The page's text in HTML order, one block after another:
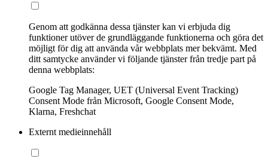
Genom att godkänna dessa tjänster kan vi erbjuda dig
funktioner utöver de grundläggande funktionerna och göra det
möjligt för dig att använda vår webbplats mer bekvämt. Med
ditt samtycke använder vi följande tjänster från tredje part på
denna webbplats:
Google Tag Manager, UET (Universal Event Tracking)
Consent Mode från Microsoft, Google Consent Mode,
Klarna, Freshchat
Externt medieinnehåll